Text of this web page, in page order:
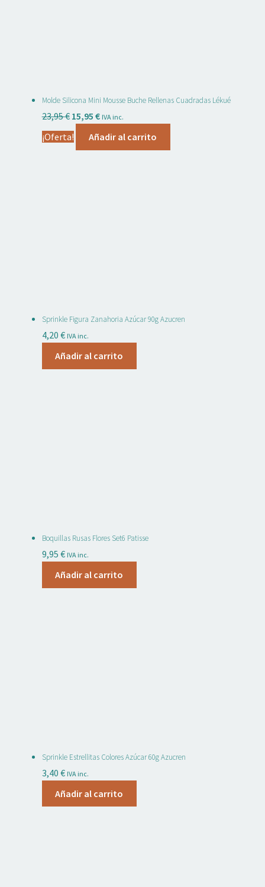
Molde Silicona Mini Mousse Buche Rellenas Cuadradas Lékué
23,95€ El
precio
original
15,95 €ElIVA inc.
¡Oferta! Añadir al carrito
Sprinkle Figura Zanahoria Azúcar 90g Azucren
4,20 € IVA inc.
Añadir al carrito
Boquillas Rusas Flores Set6 Patisse
9,95 € IVA inc.
Añadir al carrito
Sprinkle Estrellitas Colores Azúcar 60g Azucren
3,40 € IVA inc.
Añadir al carrito